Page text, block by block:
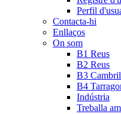
Perfil
Contacta-hi
Enllaços
On som
B1 Reus
B2 Reus
B3
B4
Indústria
Treballa